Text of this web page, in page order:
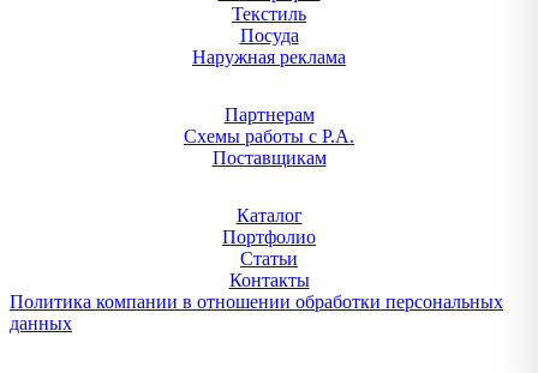
Текстиль
Посуда
Наружная реклама
Партнерам
Схемы работы с Р.А.
Поставщикам
Каталог
Портфолио
Статьи
Контакты
Политика компании в отношении обработки персональных
данных